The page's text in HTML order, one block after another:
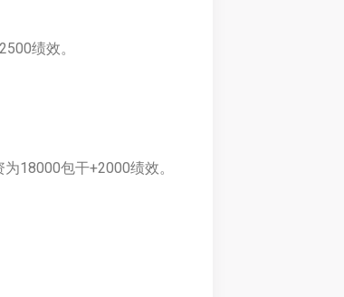
绩效。
18000包干+2000绩效。